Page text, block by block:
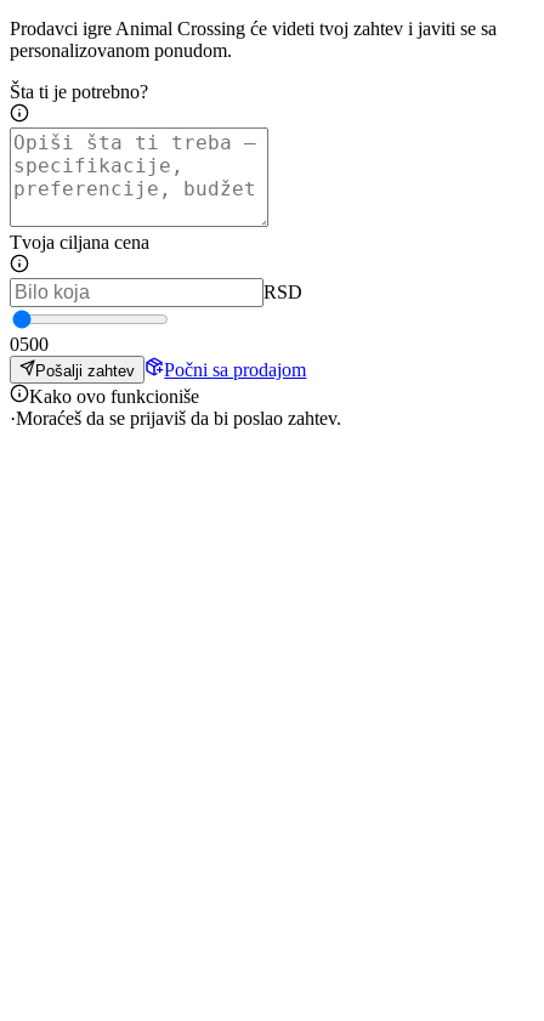
Prodavci igre Animal Crossing će videti tvoj zahtev i javiti se sa
personalizovanom ponudom.
Šta ti je potrebno?
Tvoja ciljana cena
RSD
0500
Pošalji zahtev
Počni sa prodajom
Kako ovo funkcioniše
·Moraćeš da se prijaviš da bi poslao zahtev.